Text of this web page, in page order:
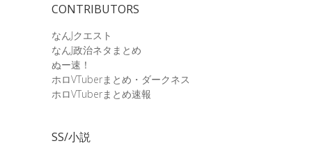
CONTRIBUTORS
なんJクエスト
なんJ政治ネタまとめ
ぬー速！
ホロVTuberまとめ・ダークネス
ホロVTuberまとめ速報
SS/小説